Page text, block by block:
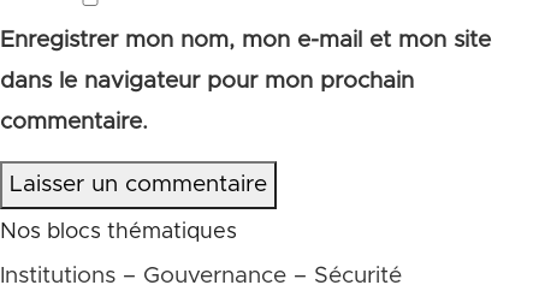
Enregistrer mon nom, mon e-mail et mon site
dans le navigateur pour mon prochain
commentaire.
Laisser un commentaire
Nos blocs thématiques
Institutions – Gouvernance – Sécurité